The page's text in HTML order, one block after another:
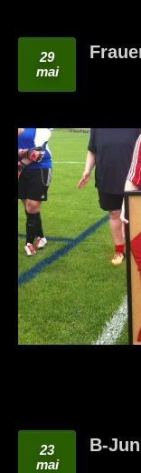
29
mai
23
mai
B-